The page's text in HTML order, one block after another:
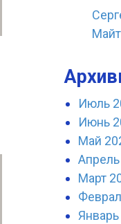
Июль
Июнь
Май
Март